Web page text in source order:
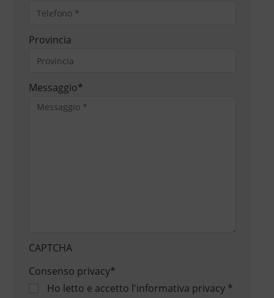
Provincia
Messaggio*
CAPTCHA
Consenso privacy*
Ho letto e accetto l'informativa privacy*